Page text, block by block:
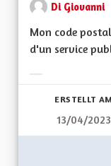
Di Giovanni
Mon code
d'un service
ERSTELLT AM
13/04/2023